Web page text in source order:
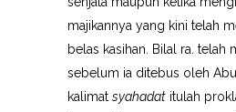
majikannya yang kini telah
belas kasihan. Bilal ra. telah
sebelum ia ditebus oleh Abu
kalimat syahadat itulah